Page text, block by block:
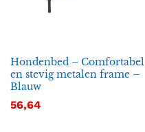
Hondenbed – Comfortabel
en stevig metalen frame –
Blauw
56,64